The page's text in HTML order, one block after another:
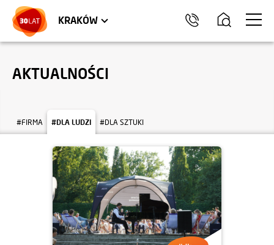
KRAKÓW
TRÓJMIASTO
LOKALE USŁUGOWE
AKTUALNOŚCI
#FIRMA #DLA LUDZI #DLA SZTUKI